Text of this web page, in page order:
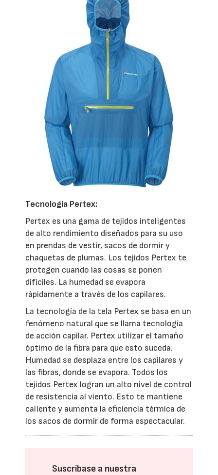
Tecnología Pertex:
Pertex es una gama de tejidos inteligentes
de alto rendimiento diseñados para su uso
en prendas de vestir, sacos de dormir y
chaquetas de plumas. Los tejidos Pertex te
protegen cuando las cosas se ponen
difíciles. La humedad se evapora
rápidamente a través de los capilares.
La tecnología de la tela Pertex se basa en un
fenómeno natural que se llama tecnología
de acción capilar. Pertex utilizar el tamaño
óptimo de la fibra para que esto suceda.
Humedad se desplaza entre los capilares y
las fibras, donde se evapora. Todos los
tejidos Pertex logran un alto nivel de control
de resistencia al viento. Esto te mantiene
caliente y aumenta la eficiencia térmica de
los sacos de dormir de forma espectacular.
Suscríbase a nuestra